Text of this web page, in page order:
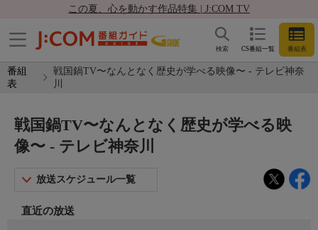
この夏、心を動かす作品特集 | J:COM TV
CS番組一覧 番組表
検索
番組
表
戦国鍋TV〜なんとなく歴史が学べる映像〜 - テレビ神奈
川
戦国鍋TV〜なんとなく歴史が学べる映
像〜 - テレビ神奈川
放送スケジュール一覧
直近の放送